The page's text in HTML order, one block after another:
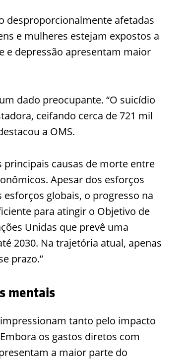
desproporcionalmente afetadas
e mulheres estejam expostos a
e depressão apresentam maior
dado preocupante. “O suicídio
ceifando cerca de 721 mil
a OMS.
causas de morte entre
Apesar dos esforços
esforços globais, o progresso na
para atingir o Objetivo de
Unidas que prevê uma
2030. Na trajetória atual, apenas
prazo.”
mentais
tanto pelo impacto
os gastos diretos com
a maior parte do